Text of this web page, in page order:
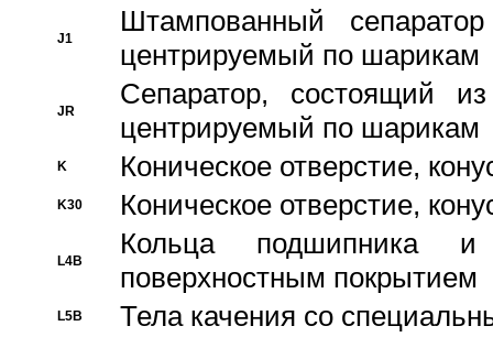
J1
Штампованный
центрируемый по шарикам
JR
Сепаратор, состоящий
центрируемый по шарикам
K Коническое отверстие,
K30 Коническое отверстие,
L4B
Кольца подшипника
поверхностным покрытием
L5B Тела качения со